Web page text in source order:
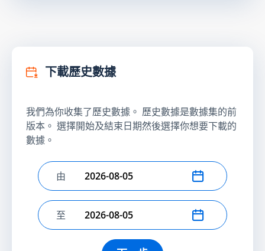
下載歷史數據
我們為你收集了歷史數據。 歷史數據是數據集的前
版本。 選擇開始及結束日期然後選擇你想要下載的
數據。
選擇開始日期
由
選擇結束日期
至